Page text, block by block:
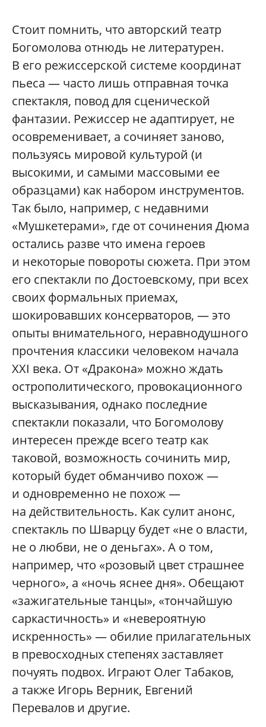
Стоит помнить, что авторский театр
Богомолова отнюдь не литературен.
В его режиссерской системе координат
пьеса — часто лишь отправная точка
спектакля, повод для сценической
фантазии. Режиссер не адаптирует, не
осовременивает, а сочиняет заново,
пользуясь мировой культурой (и
высокими, и самыми массовыми ее
образцами) как набором инструментов.
Так было, например, с недавними
«Мушкетерами», где от сочинения Дюма
остались разве что имена героев
и некоторые повороты сюжета. При этом
его спектакли по Достоевскому, при всех
своих формальных приемах,
шокировавших консерваторов, — это
опыты внимательного, неравнодушного
прочтения классики человеком начала
XXI века. От «Дракона» можно ждать
острополитического, провокационного
высказывания, однако последние
спектакли показали, что Богомолову
интересен прежде всего театр как
таковой, возможность сочинить мир,
который будет обманчиво похож —
и одновременно не похож —
на действительность. Как сулит анонс,
спектакль по Шварцу будет «не о власти,
не о любви, не о деньгах». А о том,
например, что «розовый цвет страшнее
черного», а «ночь яснее дня». Обещают
«зажигательные танцы», «тончайшую
саркастичность» и «невероятную
искренность» — обилие прилагательных
в превосходных степенях заставляет
почуять подвох. Играют Олег Табаков,
а также Игорь Верник, Евгений
Перевалов и другие.